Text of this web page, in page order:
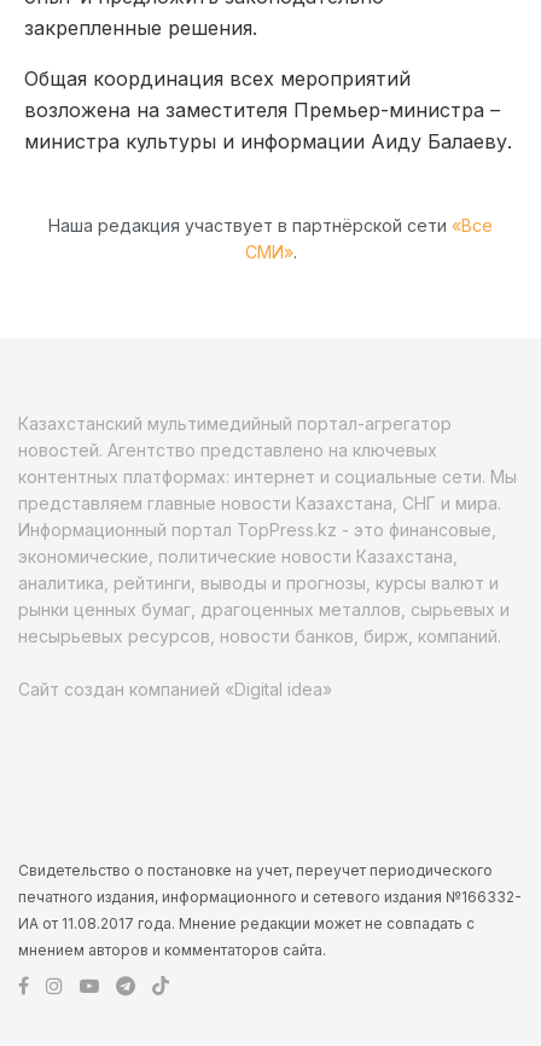
закрепленные решения.
Общая координация всех мероприятий
возложена на заместителя Премьер-министра –
министра культуры и информации Аиду Балаеву.
Наша редакция участвует в партнёрской сети «Все
СМИ».
Казахстанский мультимедийный портал-агрегатор
новостей. Агентство представлено на ключевых
контентных платформах: интернет и социальные сети. Мы
представляем главные новости Казахстана, СНГ и мира.
Информационный портал TopPress.kz - это финансовые,
экономические, политические новости Казахстана,
аналитика, рейтинги, выводы и прогнозы, курсы валют и
рынки ценных бумаг, драгоценных металлов, сырьевых и
несырьевых ресурсов, новости банков, бирж, компаний.
Сайт создан компанией «Digital idea»
Свидетельство о постановке на учет, переучет периодического
печатного издания, информационного и сетевого издания №166332-
ИА от 11.08.2017 года. Мнение редакции может не совпадать с
мнением авторов и комментаторов сайта.